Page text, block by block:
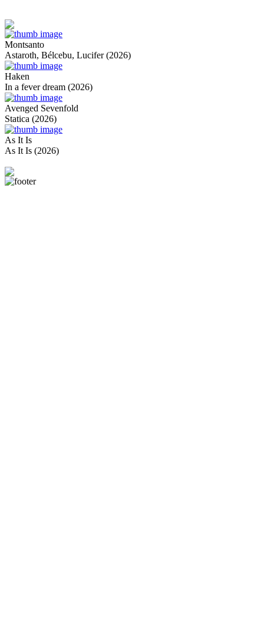
Montsanto
Astaroth, Bélcebu, Lucifer (2026)
Haken
In a fever dream (2026)
Avenged Sevenfold
Statica (2026)
As It Is
As It Is (2026)